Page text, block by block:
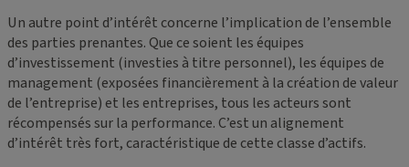
Un autre point d’intérêt concerne l’implication de l’ensemble
des parties prenantes. Que ce soient les équipes
d’investissement (investies à titre personnel), les équipes de
management (exposées financièrement à la création de valeur
de l’entreprise) et les entreprises, tous les acteurs sont
récompensés sur la performance. C’est un alignement
d’intérêt très fort, caractéristique de cette classe d’actifs.